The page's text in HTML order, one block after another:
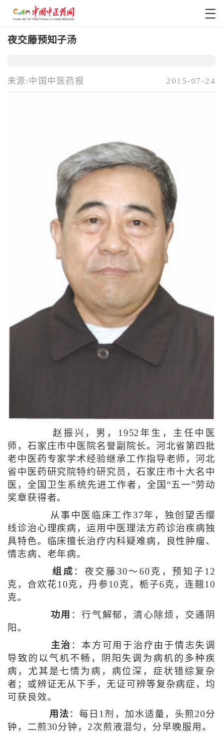
夜交藤预知子汤
来源:中国中医药报 2015-07-24
赵振兴，男，1952年生，主任中医
师，石家庄市中医院名誉副院长。河北省第四批
老中医药专家学术经验继承工作指导老师，河北
省中医药研究院特约研究员，石家庄市十大名中
医，全国卫生系统先进工作者，全国“五一”劳动
奖章获得者。
从事中医临床工作37年，独创望舌缨
线诊治心理疾病，运用中医理法方药诊治疾病独
具特色。临床擅长治疗内科疑难病，良性肿瘤、
情志病、老年病。
组成 ：夜交藤30～60克，预知子12
克，合欢花10克，丹参10克，栀子6克，连翘10
克。
功用 ：行气解郁，清心除烦，交通阴
阳。
主治 ：本方可用于治疗由于情志失调
导致的以气机不畅，阴阳失调为病机的多种疾
病，尤其是七情为病，病位深，症状错综复杂
者；或辨证无从下手，无证可辨等复杂病症，均
可获良效。
用法 ：每日1剂，加水适量，头煎20分
钟，二煎30分钟，2次煎液混匀，分早晚服用。